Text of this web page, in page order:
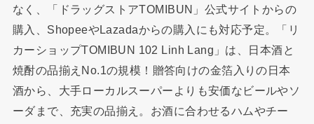
なく
「ドラッグストアTOMIBUN」公式サイトからの
購入
ShopeeやLazadaからの購入にも対応予定。「リ
カーショップTOMIBUN 102 Linh Lang」は
日本酒と
焼酎の品揃えNo.1の規模！贈答向けの金箔入りの日本
酒から
大手ローカルスーパーよりも安価なビールやソ
ーダまで
充実の品揃え。お酒に合わせるハムやチー